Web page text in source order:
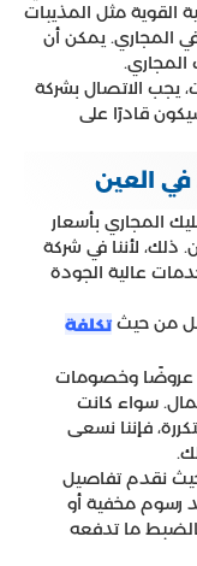
القوية مثل المذيبات
المجاري. يمكن أن
المجاري.
يجب الاتصال بشركة
قادرًا على
العين
المجاري بأسعار
ذلك، لأننا في شركة
عالية الجودة
من حيثتكلفة
وخصومات
سواء كانت
فإننا نسعى
نقدم تفاصيل
رسوم مخفية أو
ما تدفعه